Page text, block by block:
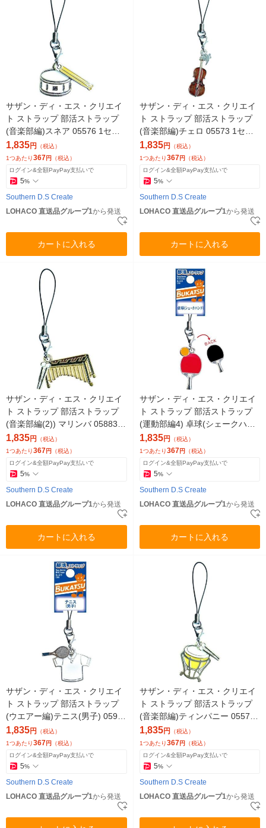
サザン・ディ・エス・クリエイ
ト ストラップ 部活ストラップ
(音楽部編)スネア 05576 1セッ
ト(5個)（直送品）
1,835円
（税込）
1つあたり367円 （税込）
ログイン&全額PayPay支払いで
5%
Southern D.S Create
LOHACO 直送品グループ1から発送
カートに入れる
サザン・ディ・エス・クリエイ
ト ストラップ 部活ストラップ
(音楽部編)チェロ 05573 1セッ
ト(5個)（直送品）
1,835円
（税込）
1つあたり367 円 （税込）
ログイン&全額PayPay支払いで
5%
Southern D.S Create
LOHACO 直送品グループ1から発送
カートに入れる
サザン・ディ・エス・クリエイ
ト ストラップ 部活ストラップ
(音楽部編(2)) マリンバ 05883 1
セット(5個)（直送品）
1,835円 （税込）
1つあたり367円 （税込）
ログイン&全額PayPay支払いで
5%
Southern D.S Create
LOHACO 直送品グループ1から発送
カートに入れる
サザン・ディ・エス・クリエイ
ト ストラップ 部活ストラップ
(運動部編4) 卓球(シェークハン
ド) 05668 1セット(5個)（直送
品）
1,835円 （税込）
1つあたり367 円 （税込）
ログイン&全額PayPay支払いで
5%
Southern D.S Create
LOHACO 直送品グループ1から発送
カートに入れる
サザン・ディ・エス・クリエイ
ト ストラップ 部活ストラップ
(ウエアー編)テニス(男子) 0598
3 1セット(5個)（直送品）
1,835円
（税込）
1つあたり367円 （税込）
ログイン&全額PayPay支払いで
5%
Southern D.S Create
LOHACO 直送品グループ1から発送
サザン・ディ・エス・クリエイ
ト ストラップ 部活ストラップ
(音楽部編)ティンパニー 05578
1セット(5個)（直送品）
1,835円
（税込）
1つあたり367 円 （税込）
ログイン&全額PayPay支払いで
5%
Southern D.S Create
LOHACO 直送品グループ1から発送